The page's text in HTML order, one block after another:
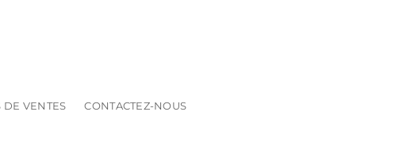
DE VENTES CONTACTEZ-NOUS